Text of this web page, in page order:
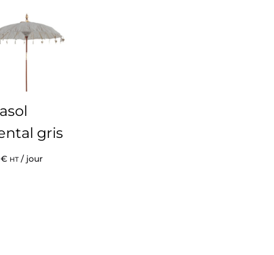
gris
€ HT/ jour